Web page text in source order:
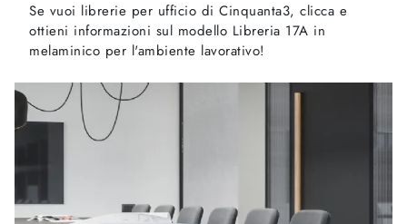
Se vuoi librerie per ufficio di Cinquanta3, clicca e
ottieni informazioni sul modello Libreria 17A in
melaminico per l'ambiente lavorativo!